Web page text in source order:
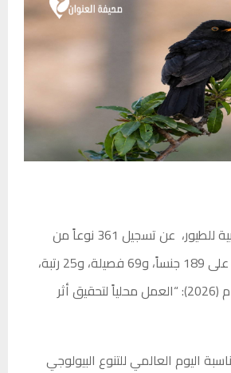
كشفت الجمعية الليبية للطيور، عن تسجيل 361 نوعاً من
الطيور في ليبيا، تتوزع على 189 جنساً، و69 فصيلة، و25 رتبة،
وذلك تحت شعار العام (2026): “العمل محلياً لتحقيق أثر
اليوم العالمي للتنوع البيولوجي